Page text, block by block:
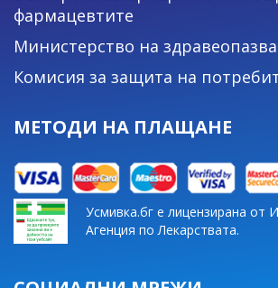
фармацевтите
Министерство на
Комисия за защита на
МЕТОДИ НА ПЛАЩАНЕ
Усмивка.бг е лицензирана от
Агенция по Лекарствата.